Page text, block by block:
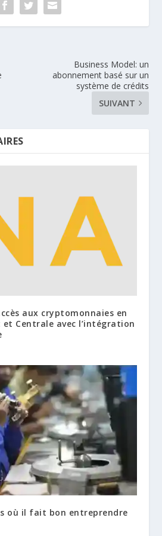
Business Model: un
abonnement basé sur un
système de crédits
SUIVANT
aux cryptomonnaies en
et Centrale avec l’intégration
où il fait bon entreprendre